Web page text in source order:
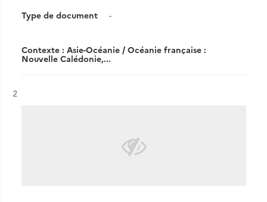
Type de document
-
Contexte : Asie-Océanie / Océanie française :
Nouvelle Calédonie,...
Résultat n°
2